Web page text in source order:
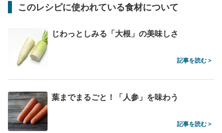
このレシピに使われている食材について
じわっとしみる「大根」の美味しさ
記事を読む >
葉までまるごと！「人参」を味わう
記事を読む >